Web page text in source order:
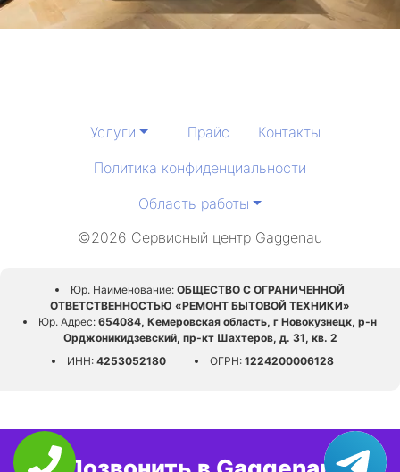
Услуги Прайс
Контакты
Политика конфиденциальности
Область работы
©2026 Сервисный центр Gaggenau
Юр. Наименование: ОБЩЕСТВО С ОГРАНИЧЕННОЙ
ОТВЕТСТВЕННОСТЬЮ «РЕМОНТ БЫТОВОЙ ТЕХНИКИ»
Юр. Адрес: 654084, Кемеровская область, г Новокузнецк, р-н
Орджоникидзевский, пр-кт Шахтеров, д. 31, кв. 2
ИНН: 4253052180 ОГРН: 1224200006128